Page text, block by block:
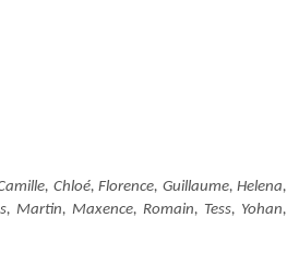
Chloé, Florence, Guillaume, Helena,
Martin, Maxence, Romain, Tess, Yohan,